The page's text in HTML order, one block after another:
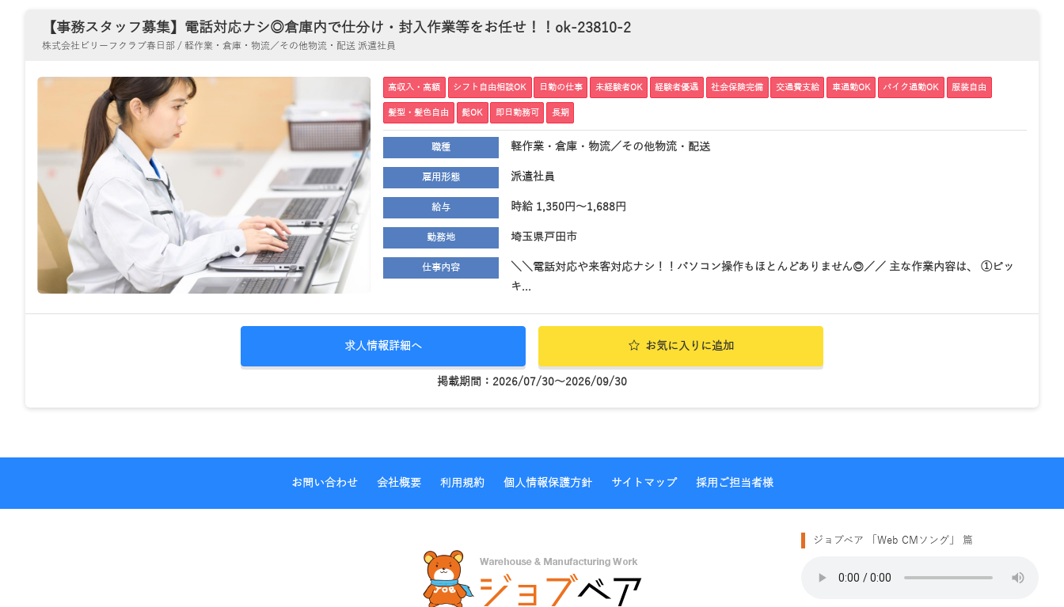
【事務スタッフ募集】電話対応ナシ◎倉庫内で仕分け・封入作業等をお任せ！！ok-23810-2
株式会社ビリーフクラブ春日部 / 軽作業・倉庫・物流／その他物流・配送 派遣社員
高収入・高額 シフト自由相談OK 日勤の仕事 未経験者OK 経験者優遇 社会保険完備 交通費支給 車通勤OK バイク通勤OK 服装自由
髪型・髪色自由 髭OK 即日勤務可 長期
職種 軽作業・倉庫・物流／その他物流・配送
雇用形態 派遣社員
給与 時給 1,350円～1,688円
勤務地 埼玉県戸田市
仕事内容
＼＼電話対応や来客対応ナシ！！パソコン操作もほとんどありません◎／／ 主な作業内容は、 ①ピッ
キ...
求人情報詳細へ お気に入りに追加
掲載期間：2026/07/30～2026/09/30
お問い合わせ 会社概要 利用規約 個人情報保護方針 サイトマップ 採用ご担当者様
ジョブベア 「Web CMソング」 篇